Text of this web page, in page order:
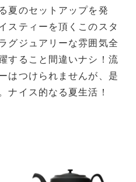
夏のセットアップを発
スティーを頂くこのスタ
グジュアリーな雰囲気全
すること間違いナシ！流
はつけられませんが、是
ナイス的なる夏生活！